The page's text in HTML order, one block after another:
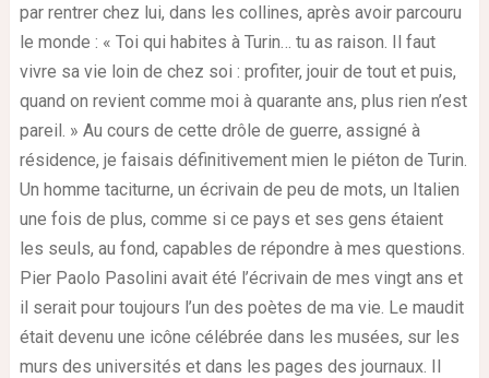
par rentrer chez lui, dans les collines, après avoir parcouru
le monde : « Toi qui habites à Turin… tu as raison. Il faut
vivre sa vie loin de chez soi : profiter, jouir de tout et puis,
quand on revient comme moi à quarante ans, plus rien n’est
pareil. » Au cours de cette drôle de guerre, assigné à
résidence, je faisais définitivement mien le piéton de Turin.
Un homme taciturne, un écrivain de peu de mots, un Italien
une fois de plus, comme si ce pays et ses gens étaient
les seuls, au fond, capables de répondre à mes questions.
Pier Paolo Pasolini avait été l’écrivain de mes vingt ans et
il serait pour toujours l’un des poètes de ma vie. Le maudit
était devenu une icône célébrée dans les musées, sur les
murs des universités et dans les pages des journaux. Il